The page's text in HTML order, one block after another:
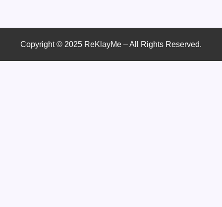
Copyright © 2025 ReKlayMe – All Rights Reserved.